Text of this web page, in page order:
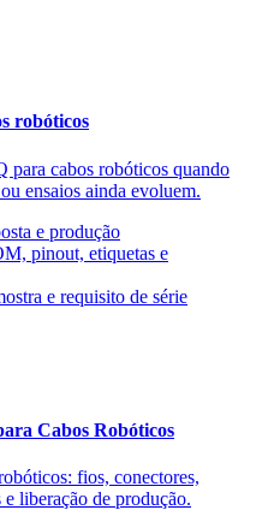
robóticos
para cabos robóticos quando
ensaios ainda evoluem.
e produção
pinout, etiquetas e
e requisito de série
Cabos Robóticos
fios, conectores,
liberação de produção.